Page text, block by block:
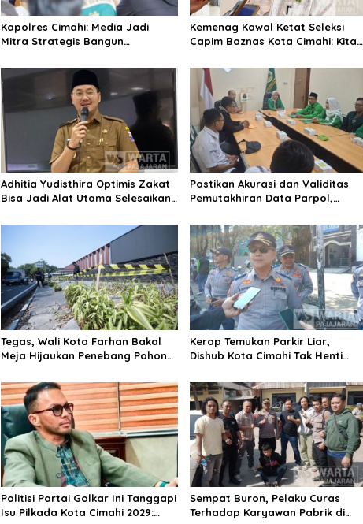
Kapolres Cimahi: Media Jadi
Mitra Strategis Bangun
Kemenag Kawal Ketat Seleksi
Capim Baznas Kota Cimahi: Kita
Berintegritas
Adhitia Yudisthira Optimis Zakat
Bisa Jadi Alat Utama Selesaikan
Pastikan Akurasi dan Validitas
Pemutakhiran Data Parpol,
Pengawasan
Tegas, Wali Kota Farhan Bakal
Meja Hijaukan Penebang Pohon
Kerap Temukan Parkir Liar,
Dishub Kota Cimahi Tak Henti
Politisi Partai Golkar Ini Tanggapi
Isu Pilkada Kota Cimahi 2029:
Sempat Buron, Pelaku Curas
Terhadap Karyawan Pabrik di